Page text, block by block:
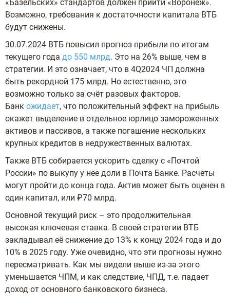
«Базельских» стандартов должен прийти «Воронеж».
Возможно, требования к достаточности капитала ВТБ
будут снижены.
30.07.2024 ВТБ повысил прогноз прибыли по итогам
текущего года до 550 млрд. Это на 26% выше, чем в
стратегии. И это означает, что в 4Q2024 ЧП должна
быть рекордной 175 млрд. Но естественно, это
возможно только за счёт разовых факторов.
Банк ожидает, что положительный эффект на прибыль
окажет выделение в отдельное юрлицо замороженных
активов и пассивов, а также погашение нескольких
крупных кредитов в недружественных валютах.
Также ВТБ собирается ускорить сделку с «Почтой
России» по выкупу у нее доли в Почта Банке. Расчеты
могут пройти до конца года. Актив может быть оценен в
один капитал, или ₽70 млрд.
Основной текущий риск – это продолжительная
высокая ключевая ставка. В своей стратегии ВТБ
закладывал её снижение до 13% к концу 2024 года и до
10% в 2025 году. Уже очевидно, что эти прогнозы нужно
пересматривать. Как мы видели выше из-за этого
уменьшается ЧПМ, и как следствие, ЧПД, т.е. падает
доход от основного банковского бизнеса.